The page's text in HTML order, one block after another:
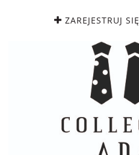
ZAREJESTRUJ SIĘ